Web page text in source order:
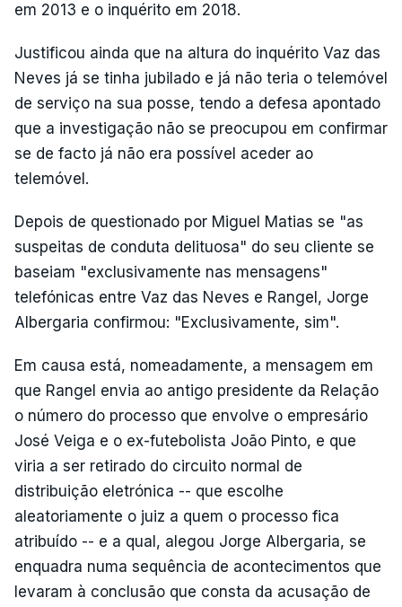
em 2013 e o inquérito em 2018.
Justificou ainda que na altura do inquérito Vaz das
Neves já se tinha jubilado e já não teria o telemóvel
de serviço na sua posse, tendo a defesa apontado
que a investigação não se preocupou em confirmar
se de facto já não era possível aceder ao
telemóvel.
Depois de questionado por Miguel Matias se "as
suspeitas de conduta delituosa" do seu cliente se
baseiam "exclusivamente nas mensagens"
telefónicas entre Vaz das Neves e Rangel, Jorge
Albergaria confirmou: "Exclusivamente, sim".
Em causa está, nomeadamente, a mensagem em
que Rangel envia ao antigo presidente da Relação
o número do processo que envolve o empresário
José Veiga e o ex-futebolista João Pinto, e que
viria a ser retirado do circuito normal de
distribuição eletrónica -- que escolhe
aleatoriamente o juiz a quem o processo fica
atribuído -- e a qual, alegou Jorge Albergaria, se
enquadra numa sequência de acontecimentos que
levaram à conclusão que consta da acusação de